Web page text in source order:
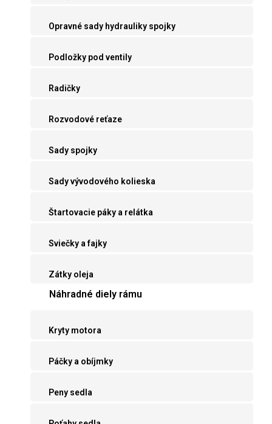
Opravné sady hydrauliky spojky
Podložky pod ventily
Radičky
Rozvodové reťaze
Sady spojky
Sady vývodového kolieska
Štartovacie páky a relátka
Sviečky a fajky
Zátky oleja
Náhradné diely rámu
Kryty motora
Páčky a obíjmky
Peny sedla